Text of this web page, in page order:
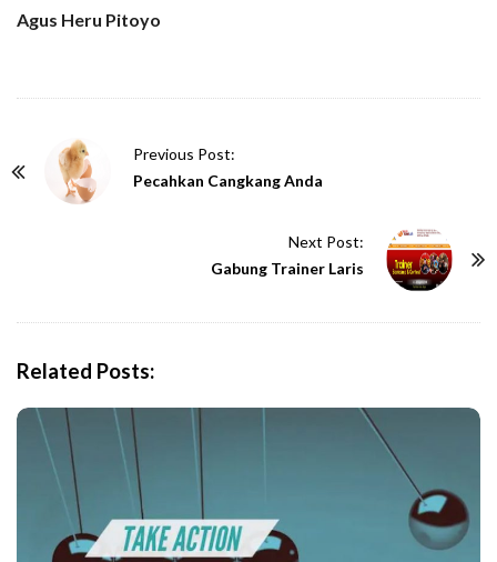
Agus Heru Pitoyo
Previous Post:
Pecahkan Cangkang Anda
Next Post:
Gabung Trainer Laris
Related Posts: